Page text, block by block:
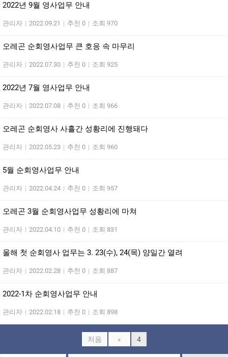
2022년 9월 영사업무 안내
관리자 | 2022.09.21 | 추천 0 | 조회 970
오레곤 순회영사업무 큰 호응 속 마무리
관리자 | 2022.07.30 | 추천 0 | 조회 925
2022년 7월 영사업무 안내
관리자 | 2022.07.08 | 추천 0 | 조회 966
오레곤 순회영사 사흘간 성황리에 진행돼다
관리자 | 2022.05.23 | 추천 0 | 조회 960
5월 순회영사업무 안내
관리자 | 2022.04.24 | 추천 0 | 조회 957
오레곤 3월 순회영사업무 성황리에 마쳐
관리자 | 2022.04.10 | 추천 0 | 조회 831
올해 첫 순회영사 업무는 3. 23(수), 24(목) 양일간 열려
관리자 | 2022.02.28 | 추천 0 | 조회 887
2022-1차 순회영사업무 안내
관리자 | 2022.02.18 | 추천 0 | 조회 898
처음 « 4